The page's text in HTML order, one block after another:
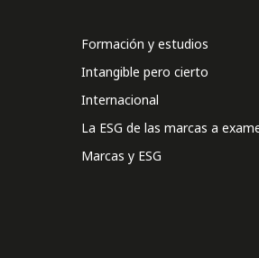
Formación y estudios
Intangible pero cierto
Internacional
La ESG de las marcas a
Marcas y ESG